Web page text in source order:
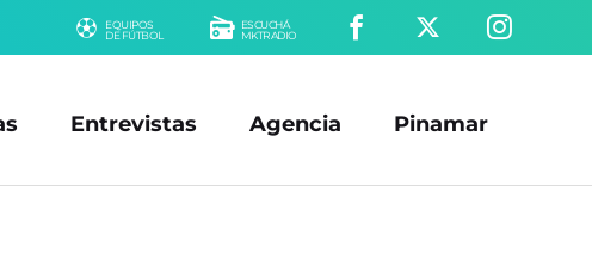
EQUIPOS
DE FÚTBOL
ESCUCHÁ
MKTRADIO
Entrevistas Agencia Pinamar